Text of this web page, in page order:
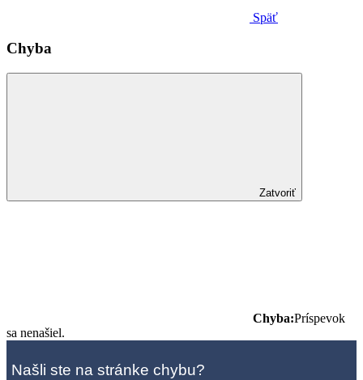
Späť
Chyba
Zatvoriť
Chyba:Príspevok
sa nenašiel.
Našli ste na stránke chybu?